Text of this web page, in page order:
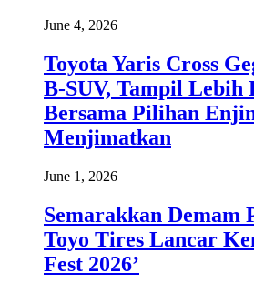
June 4, 2026
Toyota Yaris Cross
B-SUV, Tampil Lebih
Bersama Pilihan
Menjimatkan
June 1, 2026
Semarakkan Demam
Toyo Tires Lancar
Fest 2026’